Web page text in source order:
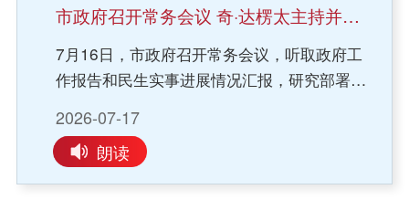
同向，在应急处突、民生保障、产业发展等领
展。市委、市政府将始终把拥军优属工作摆在
重要位置，全力以赴做好各项服务保障，用心
用情解决部队实际困难，持续巩固坚如磐石的
军政军民团结。
各级党组织和广大党员干部要坚持从政治上
届纪律是完成“十五五”奋斗目标的重要保证、
落实全面从严治党政治责任的根本要求、选优
配强各级领导班子的前提条件，时刻把纪律规
矩挺在前面，确保换届平稳有序、风清气正。
孟宪东和与会人员原原本本、逐条逐句重温了
党中央“十严禁”换届纪律要求，并结合近年来
等重点企业，实地察看轻量化铝合金零部件、
高端铝板带箔、新型预焙阳极生产线，详细了
解铝基新材料产能配套、技术研发、市场应用
情况，现场观摩露天煤矿智能化开采、绿色低
碳运营场景，全面了解能源与铝产业集群发展
现状。随后，调研组一行前往扎鲁特旗扎哈淖
尔工业园区、通辽市蘅文食品有限公司、公爷
仓旅游区等地，实地调研风光储绿电基地、煤
市政府召开常务会议 奇·达楞太主持并讲话
7月16日，市政府召开常务会议，听取政府工
作报告和民生实事进展情况汇报，研究部署贯
并讲话。会议指出，高质量完成政府工作报告
确定的各项重点任务和民生实事，是兑现政府
对人民群众庄严承诺的实际行动，也是推动全
2026-07-17
朗读